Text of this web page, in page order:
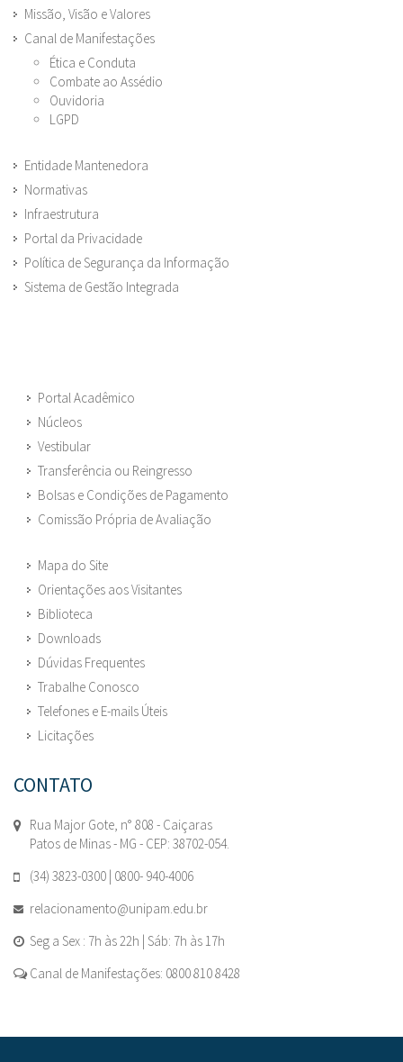
Missão, Visão e Valores
Canal de Manifestações
Ética e Conduta
Combate ao Assédio
Ouvidoria
LGPD
Entidade Mantenedora
Normativas
Infraestrutura
Portal da Privacidade
Política de Segurança da Informação
Sistema de Gestão Integrada
Portal Acadêmico
Núcleos
Vestibular
Transferência ou Reingresso
Bolsas e Condições de Pagamento
Comissão Própria de Avaliação
Mapa do Site
Orientações aos Visitantes
Biblioteca
Downloads
Dúvidas Frequentes
Trabalhe Conosco
Telefones e E-mails Úteis
Licitações
CONTATO
Rua Major Gote, n° 808 - Caiçaras
Patos de Minas - MG - CEP: 38702-054.
(34) 3823-0300 | 0800- 940-4006
relacionamento@unipam.edu.br
Seg a Sex : 7h às 22h | Sáb: 7h às 17h
Canal de Manifestações: 0800 810 8428